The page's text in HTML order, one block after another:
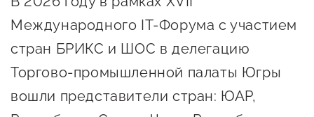
Навигатор по мерам
поддержки
Имущественная поддержка
Консультационная поддержка
Международного IT-Форума с участием
стран БРИКС и ШОС в делегацию
Торгово-промышленной палаты Югры
вошли представители стран: ЮАР,